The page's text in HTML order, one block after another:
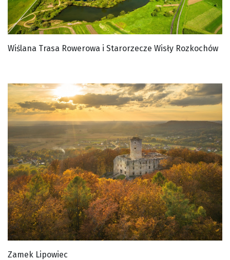
Wiślana Trasa Rowerowa i Starorzecze Wisły Rozkochów
Zamek Lipowiec